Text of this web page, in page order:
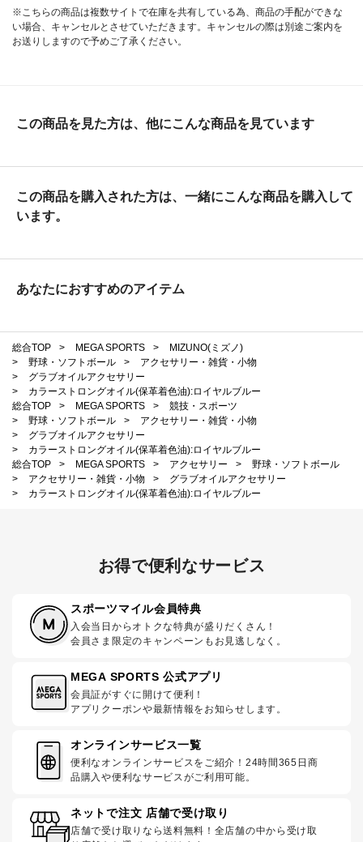
※こちらの商品は複数サイトで在庫を共有している為、商品の手配ができな
い場合、キャンセルとさせていただきます。キャンセルの際は別途ご案内を
お送りしますので予めご了承ください。
この商品を見た方は、他にこんな商品を見ています
この商品を購入された方は、一緒にこんな商品を購入して
います。
あなたにおすすめのアイテム
総合TOP > MEGA SPORTS >
MIZUNO(ミズノ)
>
野球・ソフトボール >
アクセサリー・雑貨・小物
>
グラブオイルアクセサリー
>
カラーストロングオイル(保革着色油):ロイヤルブルー
総合TOP
> MEGA SPORTS >
競技・スポーツ
>
野球・ソフトボール >
アクセサリー・雑貨・小物
>
グラブオイルアクセサリー
>
カラーストロングオイル(保革着色油):ロイヤルブルー
総合TOP
> MEGA SPORTS > アクセサリー >
野球・ソフトボール
>
アクセサリー・雑貨・小物 >
グラブオイルアクセサリー
>
カラーストロングオイル(保革着色油):ロイヤルブルー
お得で便利なサービス
スポーツマイル会員特典
入会当日からオトクな特典が盛りだくさん！
会員さま限定のキャンペーンもお見逃しなく。
MEGA SPORTS 公式アプリ
会員証がすぐに開けて便利！
アプリクーポンや最新情報をお知らせします。
オンラインサービス一覧
便利なオンラインサービスをご紹介！24時間365日商
品購入や便利なサービスがご利用可能。
ネットで注文 店舗で受け取り
店舗で受け取りなら送料無料！全店舗の中から受け取